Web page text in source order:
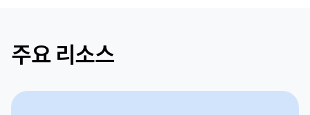
주요 리소스